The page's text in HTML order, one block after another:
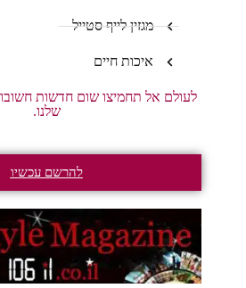
מגזין לייף סטייל
איכות חיים
לעולם אל תחמיצו שום חדשות
שלנו.
להרשם עכשיו